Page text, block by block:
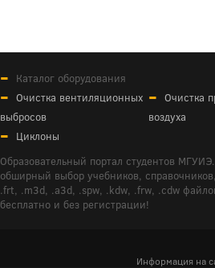
Каталог оборудования
Очистка вентиляционных
выбросов
Очистка
воздуха
Циклоны
Образовательный портал студентов
обширный выбор учебников,
.frt, .m3d, .a3d, .spw, .kdw, .frw, .cdw
бесплатно и без регистрации!
Информация на